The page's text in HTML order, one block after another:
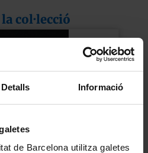
Detalls Informació
de Barcelona utilitza galetes
col·lecció